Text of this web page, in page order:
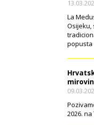
La
Osijeku,
popusta
2026.